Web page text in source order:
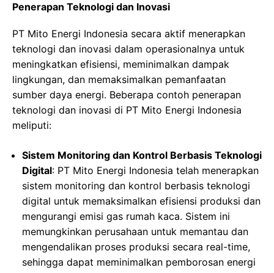
Penerapan Teknologi dan Inovasi
PT Mito Energi Indonesia secara aktif menerapkan
teknologi dan inovasi dalam operasionalnya untuk
meningkatkan efisiensi, meminimalkan dampak
lingkungan, dan memaksimalkan pemanfaatan
sumber daya energi. Beberapa contoh penerapan
teknologi dan inovasi di PT Mito Energi Indonesia
meliputi:
Sistem Monitoring dan Kontrol Berbasis Teknologi
Digital: PT Mito Energi Indonesia telah menerapkan
sistem monitoring dan kontrol berbasis teknologi
digital untuk memaksimalkan efisiensi produksi dan
mengurangi emisi gas rumah kaca. Sistem ini
memungkinkan perusahaan untuk memantau dan
mengendalikan proses produksi secara real-time,
sehingga dapat meminimalkan pemborosan energi